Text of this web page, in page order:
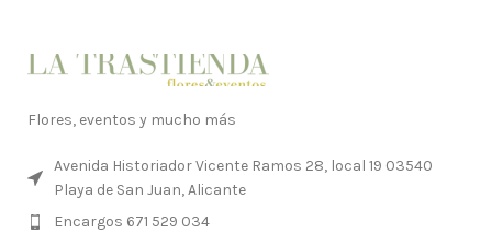
Flores, eventos y mucho más
Avenida Historiador Vicente Ramos 28, local 19 03540
Playa de San Juan, Alicante
Encargos 671 529 034